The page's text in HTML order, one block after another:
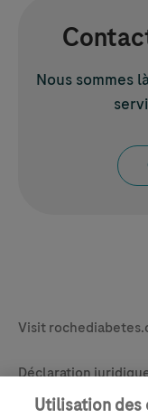
Nous sommes
Legal & Privacy
Visit
Contact
Déclaration
Politique d’usage
Utilisation des